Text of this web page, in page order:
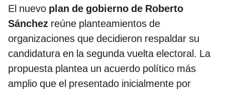
El nuevo plan de gobierno de Roberto
Sánchez reúne planteamientos de
organizaciones que decidieron respaldar su
candidatura en la segunda vuelta electoral. La
propuesta plantea un acuerdo político más
amplio que el presentado inicialmente por